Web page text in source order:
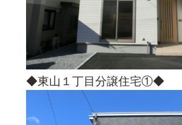
◆東山１丁目分譲住宅①◆